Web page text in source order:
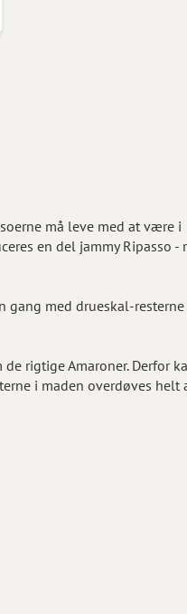
må leve med at være i
en del jammy Ripasso -
med drueskal-resterne
rigtige Amaroner. Derfor
i maden overdøves helt